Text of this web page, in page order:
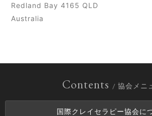
Redland Bay 4165 QLD
Australia
Contents / 協会メニ
国際クレイセラピー協会に